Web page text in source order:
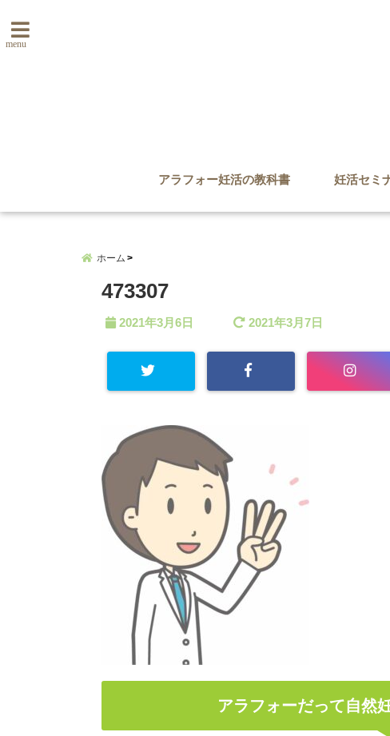
menu
アラフォー妊活の教科書 妊活セミ
ホーム
473307
2021年3月6日 2021年3月7日
アラフォーだって自然